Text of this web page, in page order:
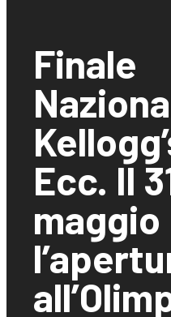
Finale
Ecc. Il
maggio